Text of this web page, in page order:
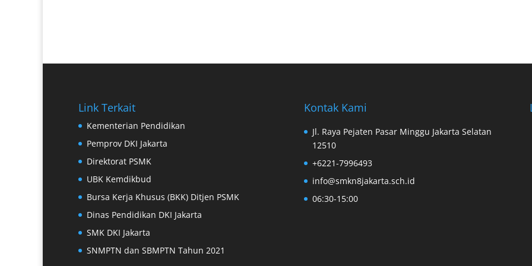
Link Terkait
Kementerian Pendidikan
Pemprov DKI Jakarta
Direktorat PSMK
UBK Kemdikbud
Bursa Kerja Khusus (BKK) Ditjen PSMK
Dinas Pendidikan DKI Jakarta
SMK DKI Jakarta
SNMPTN dan SBMPTN Tahun 2021
Kontak Kami
Jl. Raya Pejaten Pasar Minggu Jakarta Selatan
12510
+6221-7996493
info@smkn8jakarta.sch.id
06:30-15:00